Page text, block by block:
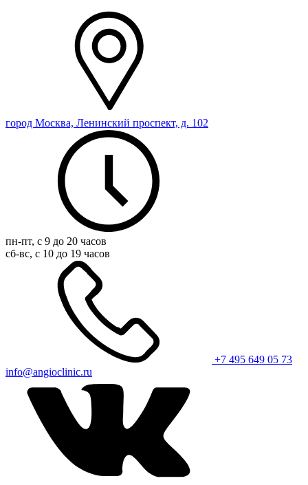
город Москва, Ленинский проспект, д. 102
пн-пт, с 9 до 20 часов
сб-вс, с 10 до 19 часов
+7 495 649 05 73
info@angioclinic.ru